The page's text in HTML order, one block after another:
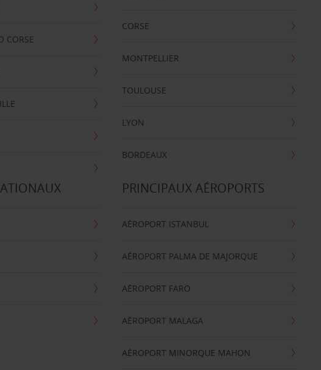
CORSE
CORSE
MONTPELLIER
TOULOUSE
LYON
BORDEAUX
PRINCIPAUX AÉROPORTS
AÉROPORT ISTANBUL
AÉROPORT PALMA DE MAJORQUE
AÉROPORT FARO
AÉROPORT MALAGA
AÉROPORT MINORQUE MAHON